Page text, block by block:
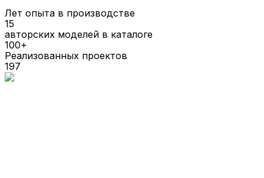
Лет опыта в производстве
15
авторских моделей в каталоге
100+
Реализованных проектов
197